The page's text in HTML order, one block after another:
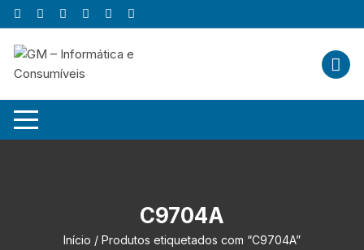
Skip
to
content
C9704A
Início / Produtos etiquetados com “C9704A”